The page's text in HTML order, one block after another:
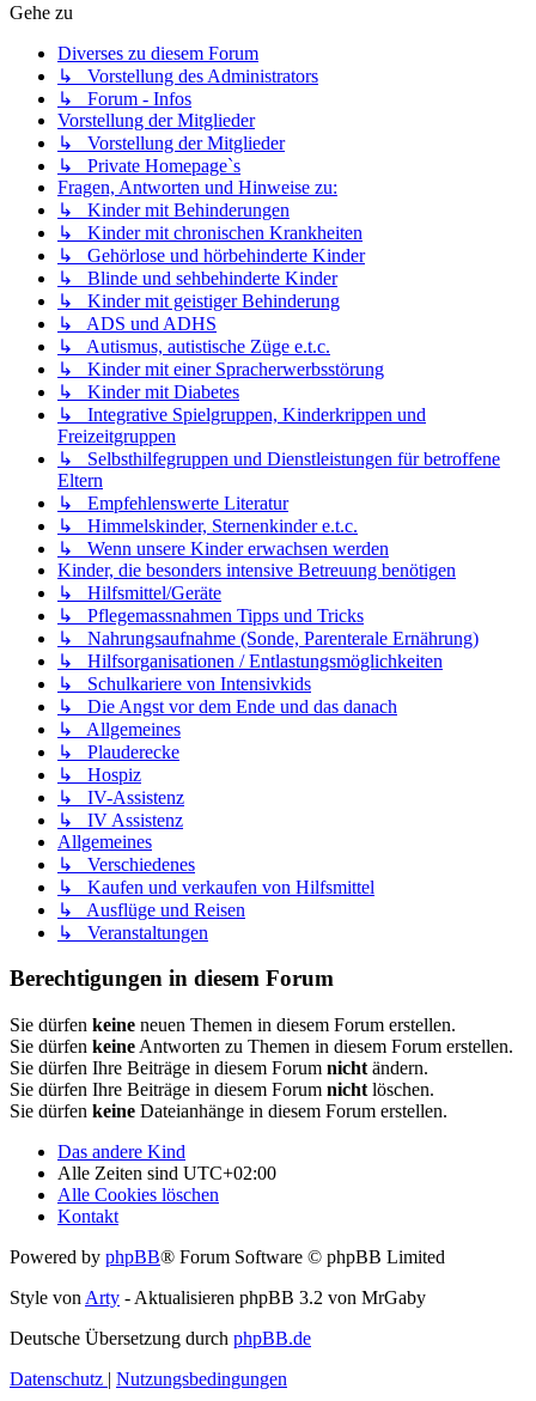
Gehe zu
Diverses zu diesem Forum
↳ Vorstellung des Administrators
↳ Forum - Infos
Vorstellung der Mitglieder
↳ Vorstellung der Mitglieder
↳ Private Homepage`s
Fragen, Antworten und Hinweise zu:
↳ Kinder mit Behinderungen
↳ Kinder mit chronischen Krankheiten
↳ Gehörlose und hörbehinderte Kinder
↳ Blinde und sehbehinderte Kinder
↳ Kinder mit geistiger Behinderung
↳ ADS und ADHS
↳ Autismus, autistische Züge e.t.c.
↳ Kinder mit einer Spracherwerbsstörung
↳ Kinder mit Diabetes
↳ Integrative Spielgruppen, Kinderkrippen und
Freizeitgruppen
↳ Selbsthilfegruppen und Dienstleistungen für betroffene
Eltern
↳ Empfehlenswerte Literatur
↳ Himmelskinder, Sternenkinder e.t.c.
↳ Wenn unsere Kinder erwachsen werden
Kinder, die besonders intensive Betreuung benötigen
↳ Hilfsmittel/Geräte
↳ Pflegemassnahmen Tipps und Tricks
↳ Nahrungsaufnahme (Sonde, Parenterale Ernährung)
↳ Hilfsorganisationen / Entlastungsmöglichkeiten
↳ Schulkariere von Intensivkids
↳ Die Angst vor dem Ende und das danach
↳ Allgemeines
↳ Plauderecke
↳ Hospiz
↳ IV-Assistenz
↳ IV Assistenz
Allgemeines
↳ Verschiedenes
↳ Kaufen und verkaufen von Hilfsmittel
↳ Ausflüge und Reisen
↳ Veranstaltungen
Berechtigungen in diesem Forum
Sie dürfen keine neuen Themen in diesem Forum erstellen.
Sie dürfen keine Antworten zu Themen in diesem Forum erstellen.
Sie dürfen Ihre Beiträge in diesem Forum nicht ändern.
Sie dürfen Ihre Beiträge in diesem Forum nicht löschen.
Sie dürfen keine Dateianhänge in diesem Forum erstellen.
Das andere Kind
Alle Zeiten sind UTC+02:00
Alle Cookies löschen
Kontakt
Powered by phpBB® Forum Software © phpBB Limited
Style von Arty - Aktualisieren phpBB 3.2 von MrGaby
Deutsche Übersetzung durch phpBB.de
Datenschutz | Nutzungsbedingungen